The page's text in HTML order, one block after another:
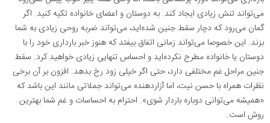
می‌تواند تنش زیادی ایجاد کند. به دوستان و اعضای خانواده تکیه کنید. اگر
گمان می‌رود که دچار سقط جنین شده‌اید، می‌تواند ضربه روحی زیادی به شما
بزند. این خصوصا می‌تواند زمانی اتفاق بیفتد که هنوز خبر بارداری خود را با
دوستان یا خانواده مطرح نکرده‌اید و احساس تنهایی زیادی خواهید کرد. سقط
جنین مراحل غم مختلفی دارد، حتی اگر خیلی زود رخ بدهد. افزون بر آن برخی
نظرات همراه با حسن نیت، اما آزاردهنده می‌تواند جملاتی مانند این باشد که
«همیشه می‌توانی دوباره باردار شوی». احترام به احساسات و غم شما بهترین
روش است.